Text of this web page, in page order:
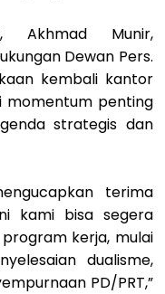
Akhmad Munir,
Dewan Pers.
kembali kantor
momentum penting
strategis dan
terima
kami bisa segera
kerja, mulai
dualisme,
PD/PRT,”